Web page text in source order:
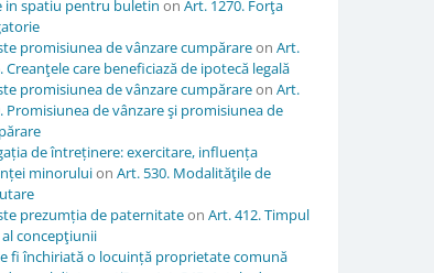
in spatiu pentru buletin on Art. 1270. Forţa
promisiunea de vânzare cumpărareon Art.
Creanţele care beneficiază de ipotecă legală
promisiunea de vânzare cumpărareon Art.
Promisiunea de vânzare şi promisiunea de
de întreținere: exercitare, influența
minoruluion Art. 530. Modalităţile de
prezumția de paternitateon Art. 412. Timpul
al concepţiunii
fi închiriată o locuință proprietate comună